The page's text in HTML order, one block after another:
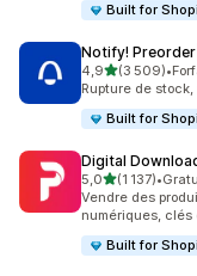
Built for
Notify!
4,9étoile(s) sur 5
(3 509)
3509 avis au total
•
Rupture de
Built for
Digital
5,0étoile(s) sur 5
(1 137)
1137 avis au total
•
Vendre des
numériques,
Built for